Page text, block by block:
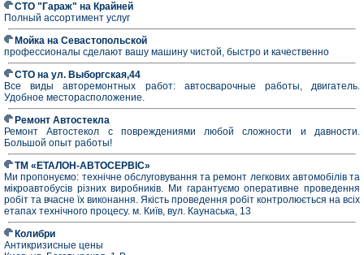
СТО "Гараж" на Крайней
Полный ассортимент услуг
Мойка на Севастопольской
профессионалы сделают вашу машину чистой, быстро и качественно
СТО на ул. Выборгская,44
Все виды авторемонтных работ: автосварочные работы, двигатель.
Удобное месторасположение.
Ремонт Автостекла
Ремонт Автостекол с повреждениями любой сложности и давности.
Большой опыт работы!
ТМ «ЕТАЛОН-АВТОСЕРВІС»
Ми пропонуємо: технічне обслуговування та ремонт легкових автомобілів та
мікроавтобусів різних виробників. Ми гарантуємо оперативне проведення
робіт та вчасне їх виконання. Якість проведення робіт контролюється на всіх
етапах технічного процесу. м. Київ, вул. Каунаська, 13
Колибри
Антикризисные цены